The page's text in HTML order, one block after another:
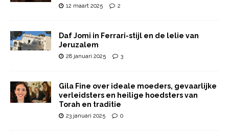
12 maart 2025 2
Daf Jomi in Ferrari-stijl en de lelie van
Jeruzalem
28 januari 2025 3
Gila Fine over ideale moeders, gevaarlijke
verleidsters en heilige hoedsters van
Torah en traditie
23 januari 2025 0